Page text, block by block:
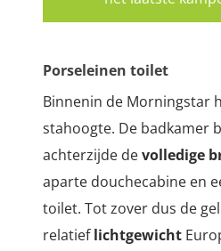
Porseleinen toilet
Binnenin de Morningstar
stahoogte. De badkamer
achterzijde devolledige
aparte douchecabine en
toilet. Tot zover dus de
relatieflichtgewicht